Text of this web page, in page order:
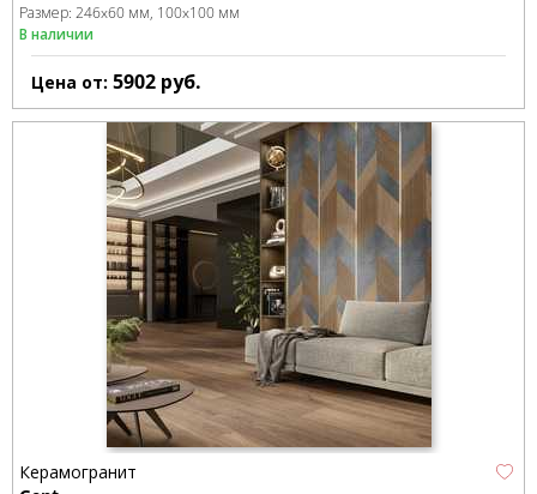
Размер: 246x60 мм 100x100 мм
В наличии
Цена от: 5902 руб.
Керамогранит